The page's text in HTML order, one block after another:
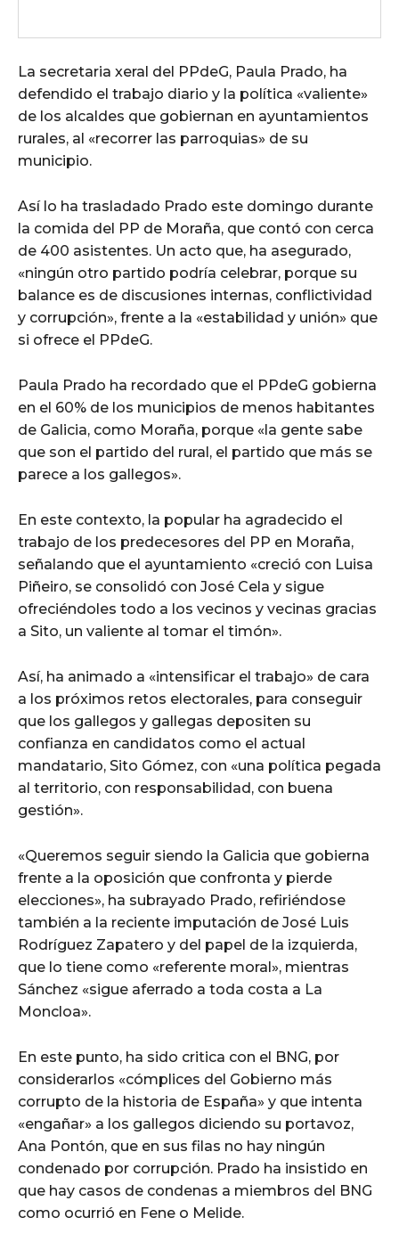
La secretaria xeral del PPdeG, Paula Prado, ha
defendido el trabajo diario y la política «valiente»
de los alcaldes que gobiernan en ayuntamientos
rurales, al «recorrer las parroquias» de su
municipio.
Así lo ha trasladado Prado este domingo durante
la comida del PP de Moraña, que contó con cerca
de 400 asistentes. Un acto que, ha asegurado,
«ningún otro partido podría celebrar, porque su
balance es de discusiones internas, conflictividad
y corrupción», frente a la «estabilidad y unión» que
si ofrece el PPdeG.
Paula Prado ha recordado que el PPdeG gobierna
en el 60% de los municipios de menos habitantes
de Galicia, como Moraña, porque «la gente sabe
que son el partido del rural, el partido que más se
parece a los gallegos».
En este contexto, la popular ha agradecido el
trabajo de los predecesores del PP en Moraña,
señalando que el ayuntamiento «creció con Luisa
Piñeiro, se consolidó con José Cela y sigue
ofreciéndoles todo a los vecinos y vecinas gracias
a Sito, un valiente al tomar el timón».
Así, ha animado a «intensificar el trabajo» de cara
a los próximos retos electorales, para conseguir
que los gallegos y gallegas depositen su
confianza en candidatos como el actual
mandatario, Sito Gómez, con «una política pegada
al territorio, con responsabilidad, con buena
gestión».
«Queremos seguir siendo la Galicia que gobierna
frente a la oposición que confronta y pierde
elecciones», ha subrayado Prado, refiriéndose
también a la reciente imputación de José Luis
Rodríguez Zapatero y del papel de la izquierda,
que lo tiene como «referente moral», mientras
Sánchez «sigue aferrado a toda costa a La
Moncloa».
En este punto, ha sido critica con el BNG, por
considerarlos «cómplices del Gobierno más
corrupto de la historia de España» y que intenta
«engañar» a los gallegos diciendo su portavoz,
Ana Pontón, que en sus filas no hay ningún
condenado por corrupción. Prado ha insistido en
que hay casos de condenas a miembros del BNG
como ocurrió en Fene o Melide.